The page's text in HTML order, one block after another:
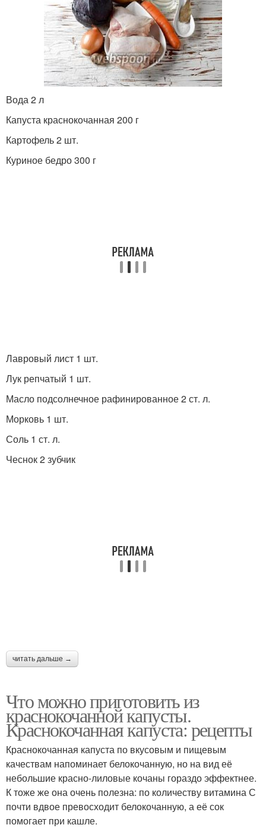
Вода 2 л
Капуста краснокочанная 200 г
Картофель 2 шт.
Куриное бедро 300 г
Лавровый лист 1 шт.
Лук репчатый 1 шт.
Масло подсолнечное рафинированное 2 ст. л.
Морковь 1 шт.
Соль 1 ст. л.
Чеснок 2 зубчик
читать дальше →
Что можно приготовить из
краснокочанной капусты.
Краснокочанная капуста: рецепты
Краснокочанная капуста по вкусовым и пищевым
качествам напоминает белокочанную, но на вид её
небольшие красно-лиловые кочаны гораздо эффектнее.
К тоже же она очень полезна: по количеству витамина С
почти вдвое превосходит белокочанную, а её сок
помогает при кашле.